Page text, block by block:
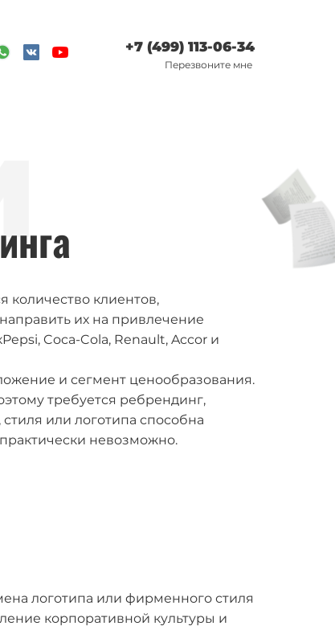
+7 (499) 113-06-34
Перезвоните мне
логотипа или фирменного стиля
корпоративной культуры и
количество клиентов,
их на привлечение
Coca-Cola, Renault, Accor и
и сегмент ценообразования.
требуется ребрендинг,
или логотипа способна
невозможно.